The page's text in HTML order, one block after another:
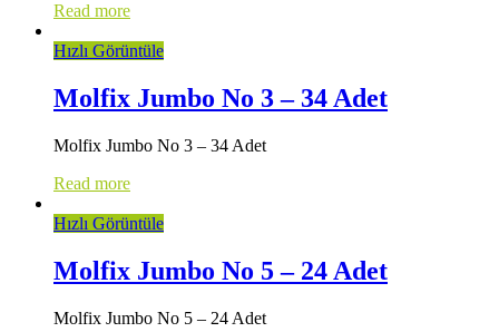
Read more
Hızlı Görüntüle
Molfix Jumbo No 3 – 34 Adet
Molfix Jumbo No 3 – 34 Adet
Read more
Hızlı Görüntüle
Molfix Jumbo No 5 – 24 Adet
Molfix Jumbo No 5 – 24 Adet